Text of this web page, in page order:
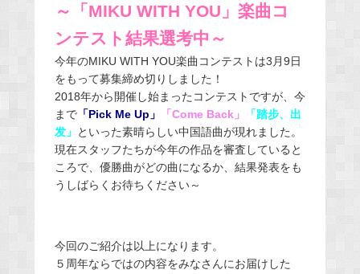
～「MIKU WITH YOU」楽曲コ
ンテスト結果選考中～
今年のMIKU WITH YOU楽曲コンテストは3月9日
をもって募集締め切りしました！
2018年から開催し始まったコンテストですが、今
まで「Pick Me Up」 「Come Back」
「踏步、出
发」 といった素晴らしい中国語曲が現れました。
現在スタッフたちが今年の作品を審査していると
ころで、優勝曲がどの曲になるか、結果発表をも
うしばらくお待ちください～
今回のご紹介は以上になります。
５周年ならではの内容をみなさんにお届けした